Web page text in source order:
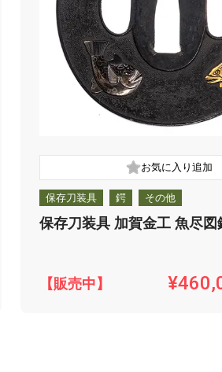
保存刀装具 鍔 その他
保存刀装具 加賀金工 魚尽図
【販売中】